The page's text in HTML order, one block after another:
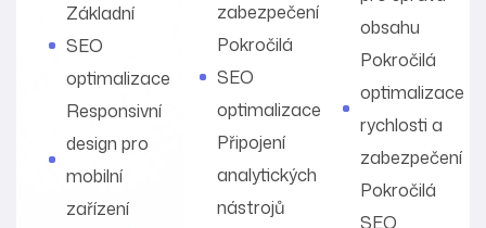
Základní
SEO
optimalizace
Responsivní
design pro
mobilní
zařízení
zabezpečení
Pokročilá
SEO
optimalizace
Připojení
analytických
nástrojů
obsahu
Pokročilá
optimalizace
rychlosti a
zabezpečení
Pokročilá
SEO